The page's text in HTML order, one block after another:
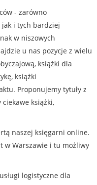
- zarówno
jak i tych bardziej
w niszowych
u nas pozycje z wielu
książki dla
książki
Proponujemy tytuły z
książki,
naszej księgarni online.
w Warszawie i tu możliwy
logistyczne dla